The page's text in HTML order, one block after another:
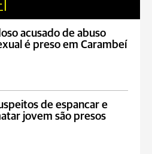
acusado de abuso
é preso em Carambeí
de espancar e
jovem são presos